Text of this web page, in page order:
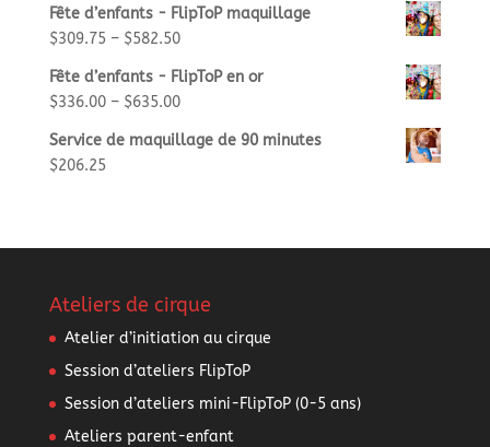
Fête d’enfants - FlipToP maquillage
$309.75– $582.50
Fête d’enfants - FlipToP en or
$336.00– $635.00
Service de maquillage de 90 minutes
$206.25
Ateliers de cirque
Atelier d’initiation au cirque
Session d’ateliers FlipToP
Session d’ateliers mini-FlipToP (0-5 ans)
Ateliers parent-enfant